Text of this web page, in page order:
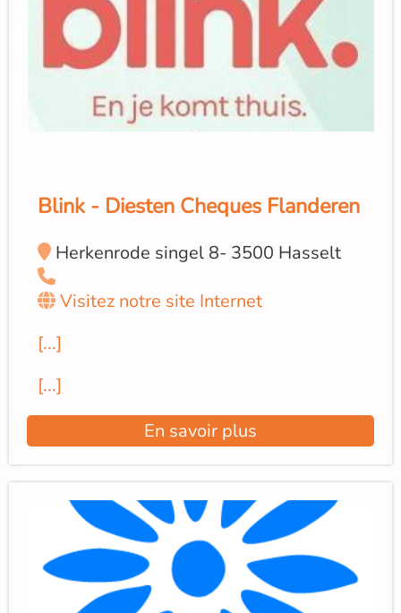
Blink - Diesten Cheques Flanderen
Herkenrode singel 8- 3500 Hasselt
Visitez notre site Internet
[...]
[...]
En savoir plus